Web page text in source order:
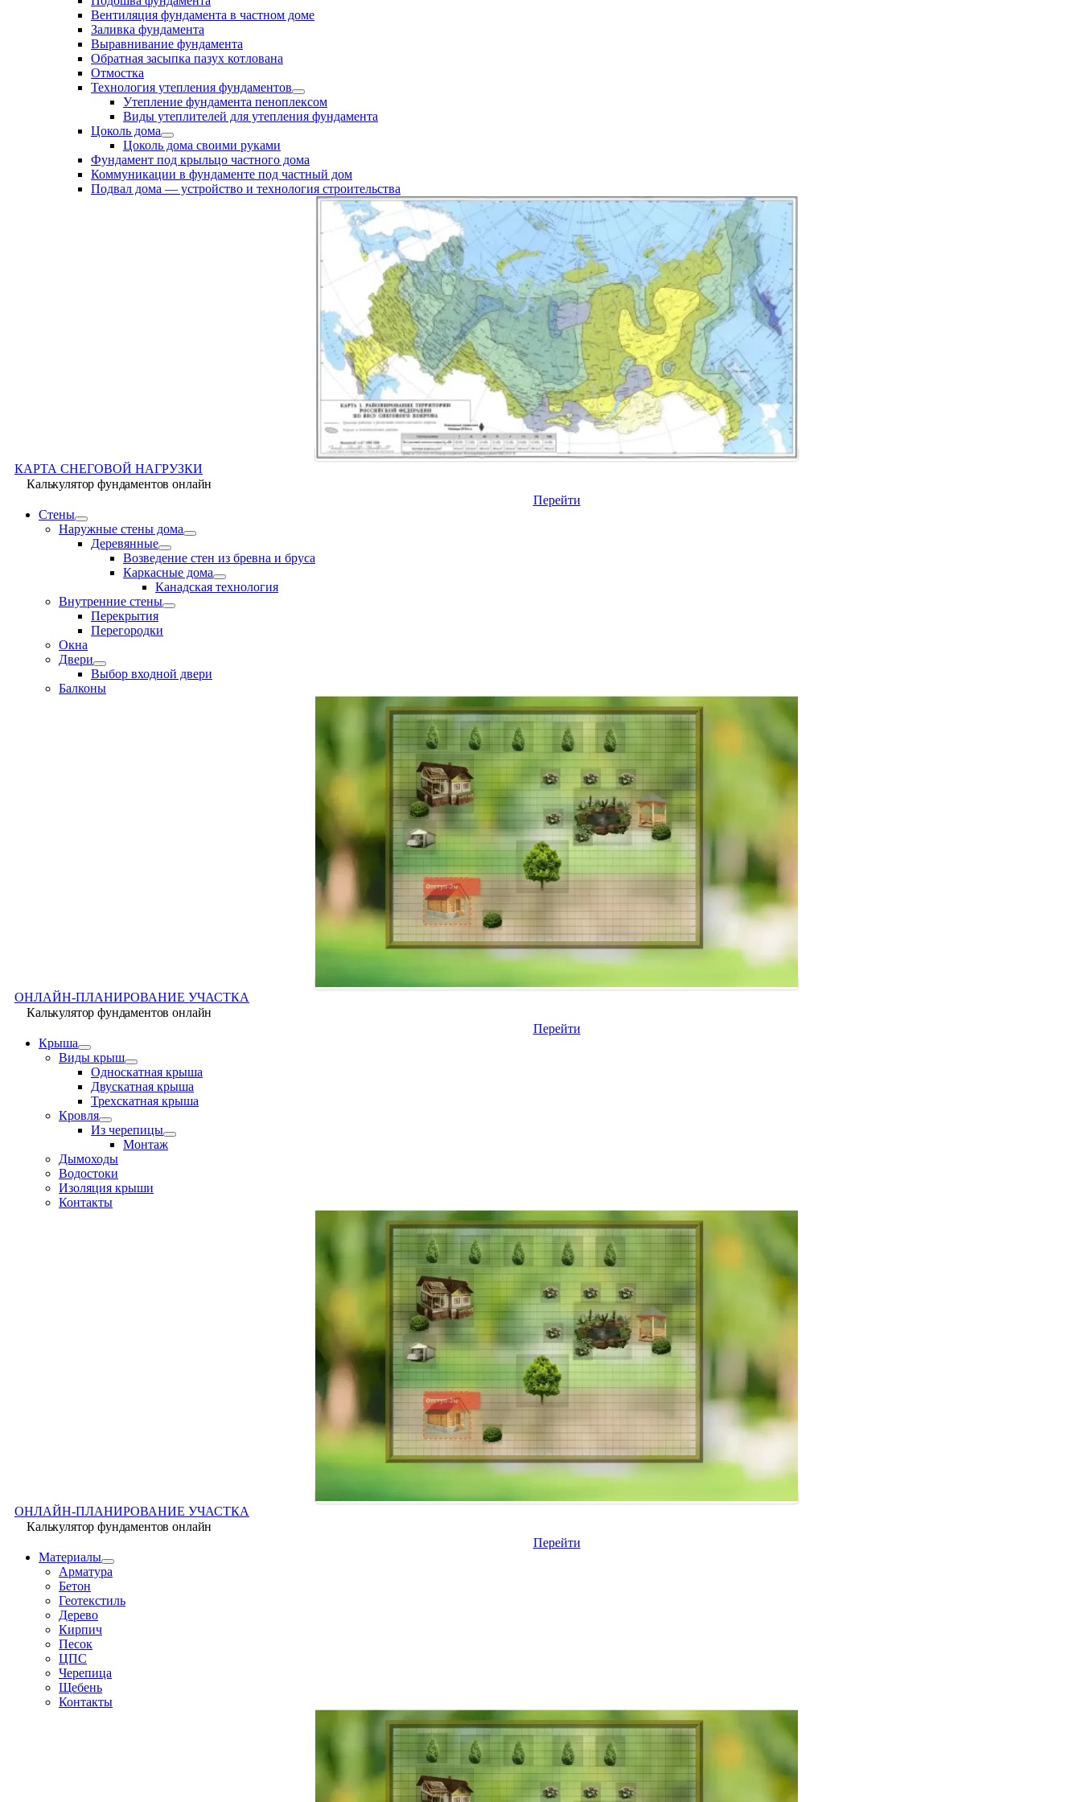
Вентиляция фундамента в частном доме
Заливка фундамента
Выравнивание фундамента
Обратная засыпка пазух котлована
Отмостка
Технология утепления фундаментов
Утепление фундамента пеноплексом
Виды утеплителей для утепления фундамента
Цоколь дома
Цоколь дома своими руками
Фундамент под крыльцо частного дома
Коммуникации в фундаменте под частный дом
Подвал дома — устройство и технология строительства
КАРТА СНЕГОВОЙ НАГРУЗКИ
Калькулятор фундаментов онлайн
Перейти
Стены
Наружные стены дома
Деревянные
Возведение стен из бревна и бруса
Каркасные дома
Канадская технология
Внутренние стены
Перекрытия
Перегородки
Окна
Двери
Выбор входной двери
Балконы
ОНЛАЙН-ПЛАНИРОВАНИЕ УЧАСТКА
Калькулятор фундаментов онлайн
Перейти
Крыша
Виды крыш
Односкатная крыша
Двускатная крыша
Трехскатная крыша
Кровля
Из черепицы
Монтаж
Дымоходы
Водостоки
Изоляция крыши
Контакты
ОНЛАЙН-ПЛАНИРОВАНИЕ УЧАСТКА
Калькулятор фундаментов онлайн
Перейти
Материалы
Арматура
Бетон
Геотекстиль
Дерево
Кирпич
Песок
ЦПС
Черепица
Щебень
Контакты